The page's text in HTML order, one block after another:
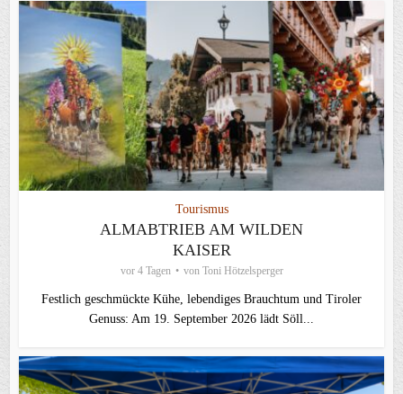
Tourismus
ALMABTRIEB AM WILDEN
KAISER
vor 4 Tagen von Toni Hötzelsperger
Festlich geschmückte Kühe, lebendiges Brauchtum und Tiroler
Genuss: Am 19. September 2026 lädt Söll...